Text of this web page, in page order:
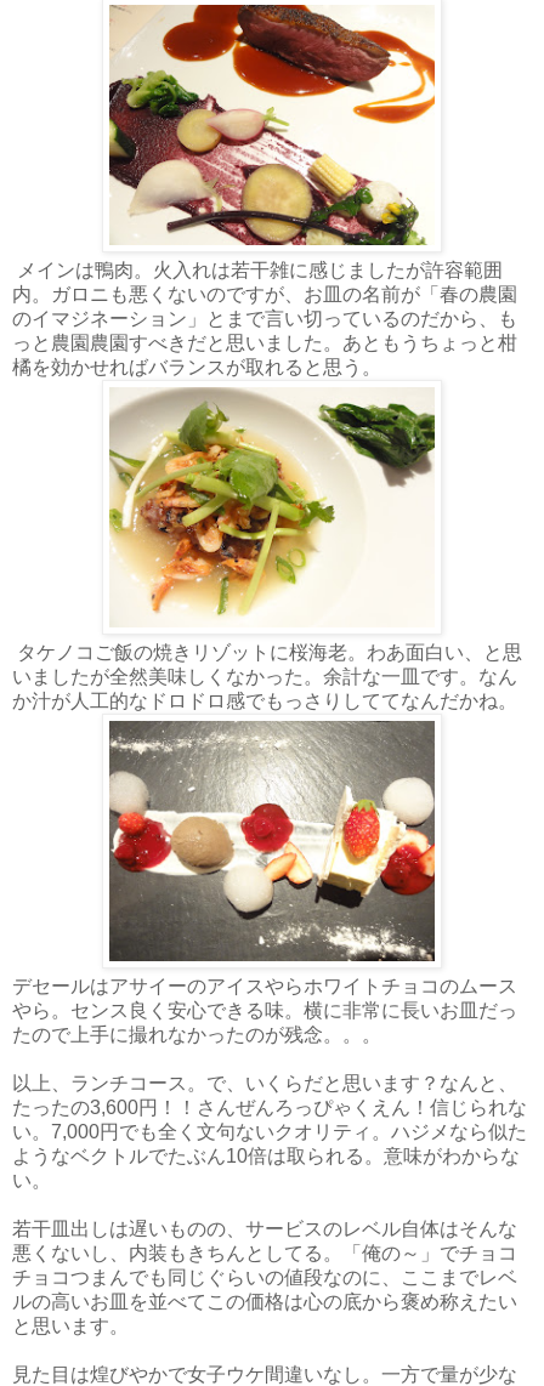
メインは鴨肉。火入れは若干雑に感じましたが許容範囲
内。ガロニも悪くないのですが、お皿の名前が「春の農園
のイマジネーション」とまで言い切っているのだから、も
っと農園農園すべきだと思いました。あともうちょっと柑
橘を効かせればバランスが取れると思う。
タケノコご飯の焼きリゾットに桜海老。わあ面白い、と思
いましたが全然美味しくなかった。余計な一皿です。なん
か汁が人工的なドロドロ感でもっさりしててなんだかね。
デセールはアサイーのアイスやらホワイトチョコのムース
やら。センス良く安心できる味。横に非常に長いお皿だっ
たので上手に撮れなかったのが残念。。。
以上、ランチコース。で、いくらだと思います？なんと、
たったの3,600円！！さんぜんろっぴゃくえん！信じられな
い。7,000円でも全く文句ないクオリティ。 ハジメなら似た
ようなベクトルでたぶん10倍は取られる。 意味がわからな
い。
若干皿出しは遅いものの、サービスのレベル自体はそんな
悪くないし、内装もきちんとしてる。「俺の～」でチョコ
チョコつまんでも同じぐらいの値段なのに、ここまでレベ
ルの高いお皿を並べてこの価格は心の底から褒め称えたい
と思います。
見た目は煌びやかで女子ウケ間違いなし。一方で量が少な